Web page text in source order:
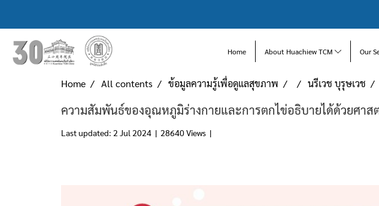
Home About Huachiew TCM Our
Home All contents ข้อมูลความรู้เพื่อดูแลสุขภาพ นรีเวช บุรุษเวช
ความสัมพันธ์ของอุณหภูมิร่างกายและการตกไข่อธิบายได้ด้วยศา
Last updated: 2 Jul 2024 | 28640 Views |